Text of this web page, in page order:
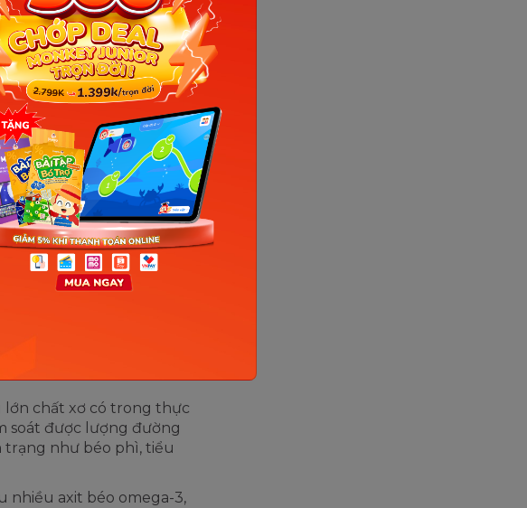
hẳn đây là một vấn
bây giờ. Để giải đáp cho
phẩm mang lại dành
sung thực phẩm chức
sẽ giúp cơ thể của
Thực tế, sự ra đời và
hụt dinh dưỡng trên
thiết cho sự phát triển
trong thực phẩm như
dưỡng chất quan trọng
lớn chất xơ có trong thực
soát được lượng đường
như béo phì, tiểu
nhiều axit béo omega-3,